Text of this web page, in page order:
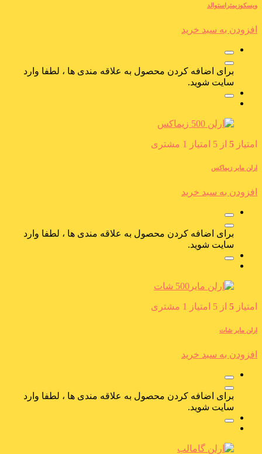
ویسکوزیمتراستوالد
افزودن به سبد خرید
برای اضافه کردن محصول به علاقه مندی ها ، لطفا وارد
سایت شوید.
امتیاز 5 از 5 امتیاز 1 مشتری
ارلن مایر زیماکس
افزودن به سبد خرید
برای اضافه کردن محصول به علاقه مندی ها ، لطفا وارد
سایت شوید.
امتیاز 5 از 5 امتیاز 1 مشتری
ارلن مایر شات
افزودن به سبد خرید
برای اضافه کردن محصول به علاقه مندی ها ، لطفا وارد
سایت شوید.